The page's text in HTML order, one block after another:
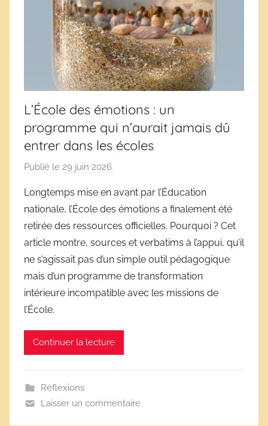
L’École des émotions : un
programme qui n’aurait jamais dû
entrer dans les écoles
Publié le 29 juin 2026
r
D
é
r
i
v
e
c
o
i
Longtemps mise en avant par l’Éducation
nationale, l’École des émotions a finalement été
retirée des ressources officielles. Pourquoi ? Cet
article montre, sources et verbatims à l’appui, qu’il
ne s’agissait pas d’un simple outil pédagogique
mais d’un programme de transformation
intérieure incompatible avec les missions de
l’École.
Continuer la lecture
Réflexions
Laisser un commentaire